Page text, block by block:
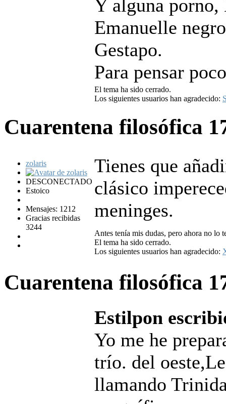
Y alguna
Emanuelle
Gestapo.
Para pensar
El tema ha sido cerrado.
Los siguientes usuarios han agradecido:
Cuarentena filosófica
zolaris
DESCONECTADO
Estoico
Mensajes: 1212
Gracias recibidas
3244
Tienes que
clásico
meninges.
Antes tenía mis dudas, pero ahora no lo
El tema ha sido cerrado.
Los siguientes usuarios han agradecido:
Cuarentena filosófica
Estilpon
Yo me he
trío. del
llamando